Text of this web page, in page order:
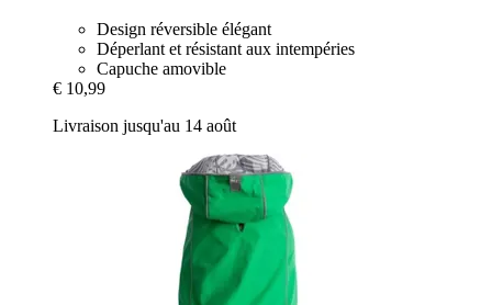
Design réversible élégant
Déperlant et résistant aux intempéries
Capuche amovible
€ 10,99
Livraison jusqu'au 14 août